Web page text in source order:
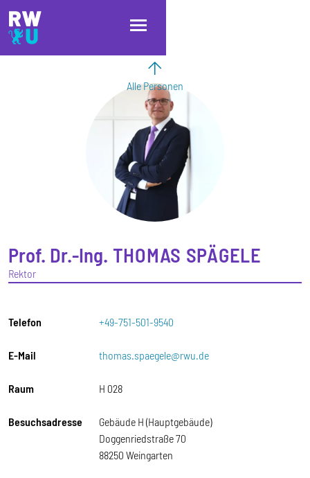
Direkt zum Inhalt
Direkt zur Hauptnavigation
Direkt zum Fußbereich
Alle Personen
Prof. Dr.-Ing. THOMAS SPÄGELE
Rektor
Telefon +49-751-501-9540
E-Mail thomas.spaegele@rwu.de
Raum H 028
Besuchsadresse
Gebäude H (Hauptgebäude)
Doggenriedstraße 70
88250 Weingarten